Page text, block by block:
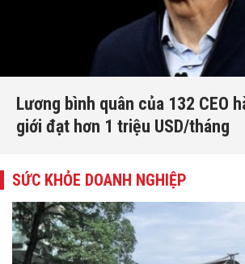
Lương bình quân của 132 CEO
giới đạt hơn 1 triệu USD/tháng
SỨC KHỎE DOANH NGHIỆP